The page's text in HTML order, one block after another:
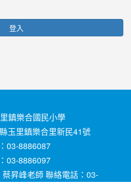
登入
鎮樂合國民小學
玉里鎮樂合里新民41號
03-8886087
03-8886097
昇峰老師 聯絡電話：03-